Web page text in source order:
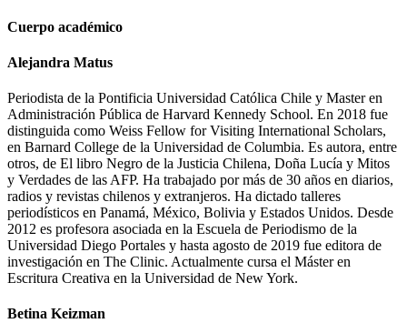
Cuerpo académico
Alejandra Matus
Periodista de la Pontificia Universidad Católica Chile y Master en
Administración Pública de Harvard Kennedy School. En 2018 fue
distinguida como Weiss Fellow for Visiting International Scholars,
en Barnard College de la Universidad de Columbia. Es autora, entre
otros, de El libro Negro de la Justicia Chilena, Doña Lucía y Mitos
y Verdades de las AFP. Ha trabajado por más de 30 años en diarios,
radios y revistas chilenos y extranjeros. Ha dictado talleres
periodísticos en Panamá, México, Bolivia y Estados Unidos. Desde
2012 es profesora asociada en la Escuela de Periodismo de la
Universidad Diego Portales y hasta agosto de 2019 fue editora de
investigación en The Clinic. Actualmente cursa el Máster en
Escritura Creativa en la Universidad de New York.
Betina Keizman